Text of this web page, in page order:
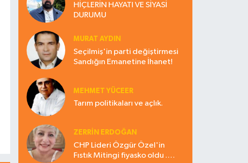
HİÇLERİN HAYATI VE SİYASİ
DURUMU
MURAT AYDIN
Seçilmiş'in parti değiştirmesi
Sandığın Emanetine İhanet!
MEHMET YÜCEER
Tarım politikaları ve açlık.
ZERRIN ERDOĞAN
CHP Lideri Özgür Özel'in
Fıstık Mitingi fiyasko oldu .